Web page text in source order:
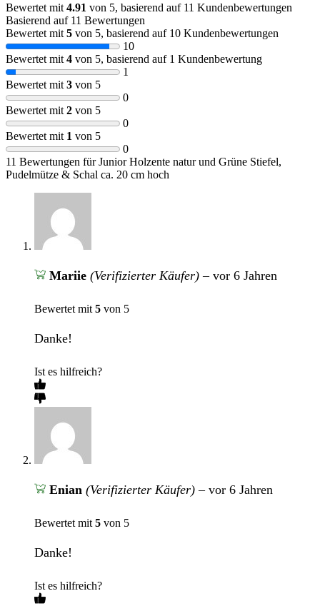
Bewertet mit 4.91 von 5, basierend auf 11 Kundenbewertungen
Basierend auf 11 Bewertungen
Bewertet mit 5 von 5, basierend auf 10 Kundenbewertungen
10
Bewertet mit 4 von 5, basierend auf 1 Kundenbewertung
1
Bewertet mit 3 von 5
0
Bewertet mit 2 von 5
0
Bewertet mit 1 von 5
0
11 Bewertungen fürJunior Holzente natur und Grüne Stiefel,
Pudelmütze & Schal ca. 20 cm hoch
Mariie (Verifizierter Käufer) – vor 6 Jahren
Bewertet mit 5 von 5
Danke!
Ist es hilfreich?
Enian (Verifizierter Käufer) – vor 6 Jahren
Bewertet mit 5 von 5
Danke!
Ist es hilfreich?